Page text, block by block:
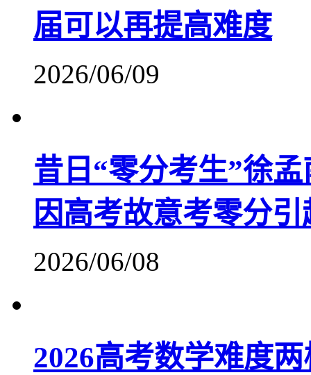
届可以再提高难度
2026/06/09
昔日“零分考生”徐
因高考故意考零分
2026/06/08
2026高考数学难度